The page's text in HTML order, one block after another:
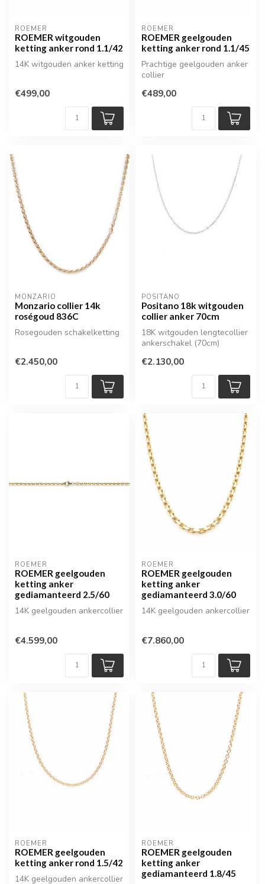
ROEMER
ROEMER witgouden
ketting anker rond 1.1/42
14K witgouden anker ketting
€499,00
ROEMER
ROEMER geelgouden
ketting anker rond 1.1/45
Prachtige geelgouden anker
collier
€489,00
MONZARIO
Monzario collier 14k
roségoud 836C
Rosegouden schakelketting
€2.450,00
POSITANO
Positano 18k witgouden
collier anker 70cm
18K witgouden lengtecollier
ankerschakel (70cm)
€2.130,00
ROEMER
ROEMER geelgouden
ketting anker
gediamanteerd 2.5/60
14K geelgouden ankercollier
€4.599,00
ROEMER
ROEMER geelgouden
ketting anker
gediamanteerd 3.0/60
14K geelgouden ankercollier
€7.860,00
ROEMER
ROEMER geelgouden
ketting anker rond 1.5/42
14K geelgouden ankercollier
ROEMER
ROEMER geelgouden
ketting anker
gediamanteerd 1.8/45